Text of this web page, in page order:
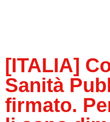
[ITALIA]
Sanità
firmato.